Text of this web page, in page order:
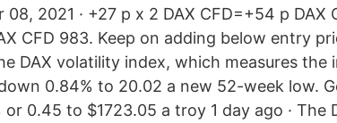
08, 2021 · +27 p x 2 DAX CFD=+54 p DAX
CFD 983. Keep on adding below entry
DAX volatility index, which measures the
0.84% to 20.02 a new 52-week low.
or 0.45 to $1723.05 a troy 1 day ago · The